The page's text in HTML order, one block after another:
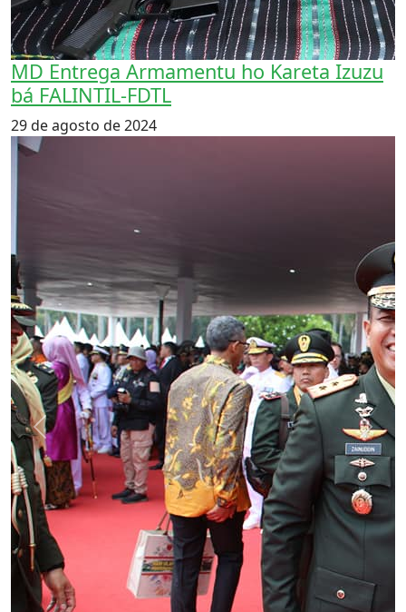
MD Entrega Armamentu ho Kareta Izuzu
bá FALINTIL-FDTL
29 de agosto de 2024
Previous Next